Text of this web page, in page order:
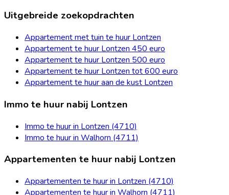
Uitgebreide zoekopdrachten
Appartement met tuin te huur Lontzen
Appartement te huur Lontzen 450 euro
Appartement te huur Lontzen 500 euro
Appartement te huur Lontzen tot 600 euro
Appartement te huur aan de kust Lontzen
Immo te huur nabij Lontzen
Immo te huur in Lontzen (4710)
Immo te huur in Walhorn (4711)
Appartementen te huur nabij Lontzen
Appartementen te huur in Lontzen (4710)
Appartementen te huur in Walhorn (4711)